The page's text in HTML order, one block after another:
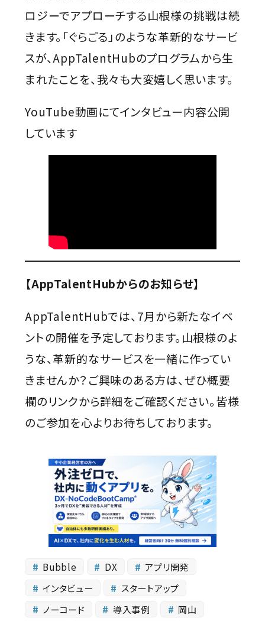
ロジーでアプローチする山根様の挑戦は続
きます。「ぐらごる」のような革新的なサービ
スが、AppTalentHubのプログラムから生
まれたことを、我々も大変嬉しく思います。
YouTube動画にてインタビュー内容公開
しています
【AppTalentHubからのお知らせ】
AppTalentHubでは、7月から新たなイベ
ントの開催を予定しております。山根様のよ
うな、革新的なサービスを一緒に作ってい
きませんか？ご興味のある方は、ぜひ概要
欄のリンクから詳細をご確認ください。皆様
のご参加を心よりお待ちしております。
Bubble DX
アプリ開発
インタビュー
スタートアップ
ノーコード
導入事例
岡山